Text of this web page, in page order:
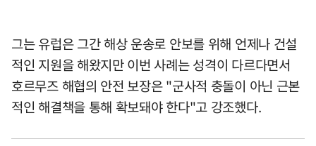
그는 유럽은 그간 해상 운송로 안보를 위해 언제나 건설
적인 지원을 해왔지만 이번 사례는 성격이 다르다면서
호르무즈 해협의 안전 보장은 "군사적 충돌이 아닌 근본
적인 해결책을 통해 확보돼야 한다"고 강조했다.